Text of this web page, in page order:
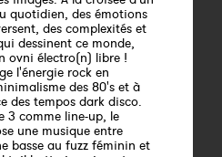
quotidien, des émotions
des complexités et
dessinent ce monde,
ovni électro(n) libre !
l'énergie rock en
des 80's et à
des tempos dark disco.
3 comme line-up, le
une musique entre
basse au fuzz féminin et